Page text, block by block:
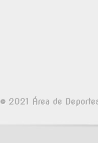
© 2021 Área de